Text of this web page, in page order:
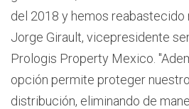
del 2018 y hemos reabastecido
Jorge Girault, vicepresidente
Prologis Property Mexico.
opción permite proteger
distribución, eliminando de